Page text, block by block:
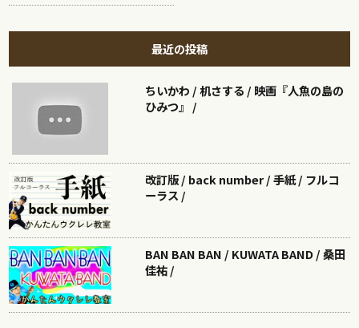
最近の投稿
ちいかわ / 机さする / 映画『人魚の島の
ひみつ』 /
改訂版 / back number / 手紙 / フルコ
ーラス /
BAN BAN BAN / KUWATA BAND / 桑田
佳祐 /